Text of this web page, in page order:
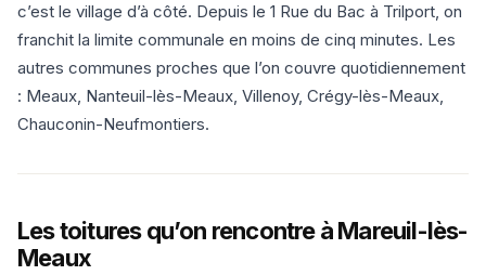
c’est le village d’à côté. Depuis le 1 Rue du Bac à Trilport, on
franchit la limite communale en moins de cinq minutes. Les
autres communes proches que l’on couvre quotidiennement
: Meaux, Nanteuil-lès-Meaux, Villenoy, Crégy-lès-Meaux,
Chauconin-Neufmontiers.
Les toitures qu’on rencontre à Mareuil-lès-
Meaux